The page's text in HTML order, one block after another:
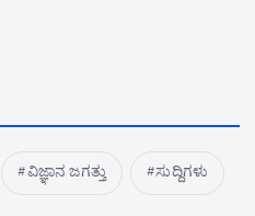
ವಿಜ್ಞಾನ ಜಗತ್ತು ಸುದ್ದಿಗಳು